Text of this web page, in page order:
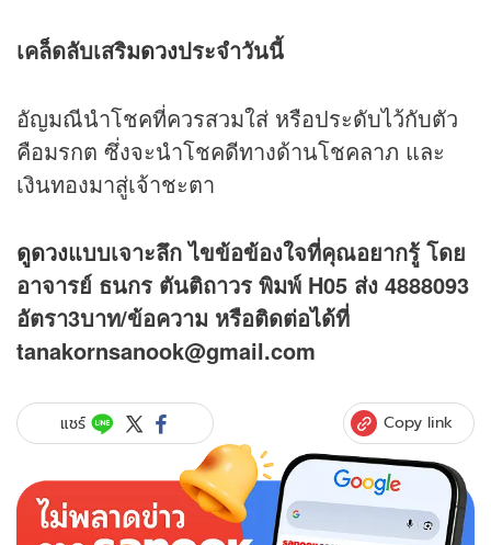
เคล็ดลับเสริมดวงประจำวันนี้
อัญมณีนำโชคที่ควรสวมใส่ หรือประดับไว้กับตัว
คือมรกต ซึ่งจะนำโชคดีทางด้านโชคลาภ และ
เงินทองมาสู่เจ้าชะตา
ดูดวงแบบเจาะลึก ไขข้อข้องใจที่คุณอยากรู้ โดย
อาจารย์ ธนกร ตันติถาวร พิมพ์ H05 ส่ง 4888093
อัตรา3บาท/ข้อความ หรือติดต่อได้ที่
tanakornsanook@gmail.com
แชร์ Copy link